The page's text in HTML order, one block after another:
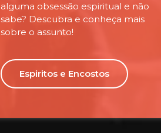
alguma obsessão espiritual e não
sabe? Descubra e conheça mais
sobre o assunto!
Espiritos e Encostos